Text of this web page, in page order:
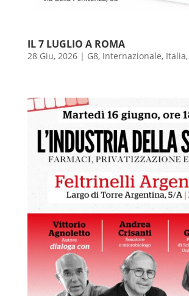
IL 7 LUGLIO A ROMA
28 Giu, 2026| G8, Internazionale, Italia,